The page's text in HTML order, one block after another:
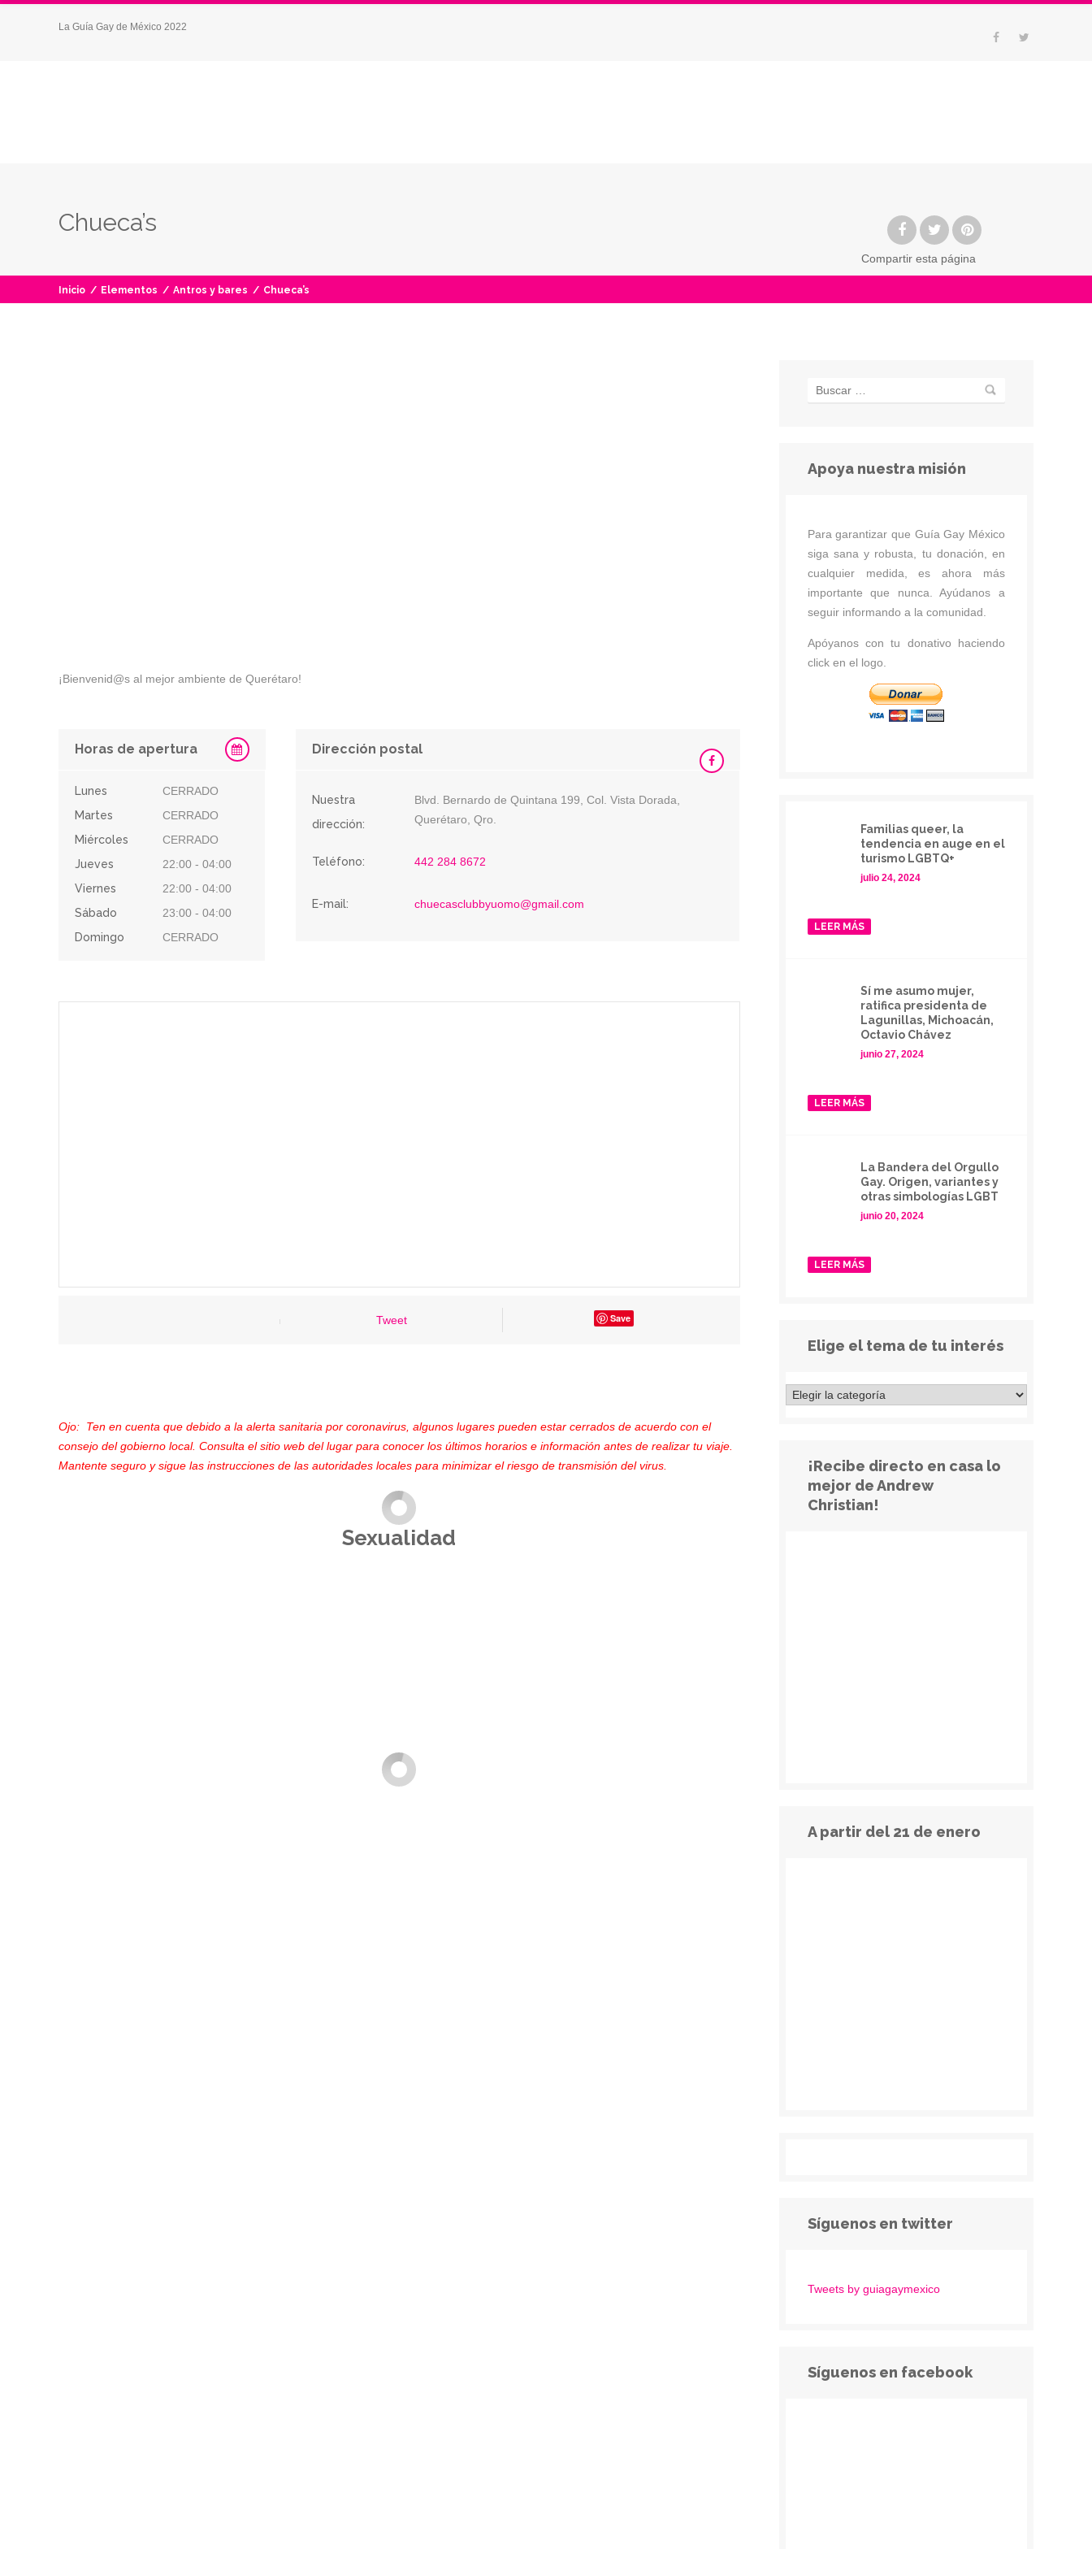
La Guía Gay de México 2022
Chueca’s
Compartir esta página
Inicio / Elementos / Antros y bares / Chueca’s
¡Bienvenid@s al mejor ambiente de Querétaro!
Horas de apertura
Lunes
CERRADO
Martes
CERRADO
Miércoles
CERRADO
Jueves
22:00 - 04:00
Viernes
22:00 - 04:00
Sábado
23:00 - 04:00
Domingo
CERRADO
Dirección postal
Nuestra
dirección:
Blvd. Bernardo de Quintana 199, Col. Vista Dorada,
Querétaro, Qro.
Teléfono: 442 284 8672
E-mail: chuecasclubbyuomo@gmail.com
Tweet Save
Ojo: Ten en cuenta que debido a la alerta sanitaria por coronavirus, algunos lugares pueden estar cerrados de acuerdo con el
consejo del gobierno local. Consulta el sitio web del lugar para conocer los últimos horarios e información antes de realizar tu viaje.
Mantente seguro y sigue las instrucciones de las autoridades locales para minimizar el riesgo de transmisión del virus.
Sexualidad
Apoya nuestra misión
Para garantizar que Guía Gay México
siga sana y robusta, tu donación, en
cualquier medida, es ahora más
importante que nunca. Ayúdanos a
seguir informando a la comunidad.
Apóyanos con tu donativo haciendo
click en el logo.
Familias queer, la
tendencia en auge en el
turismo LGBTQ+
julio 24, 2024
LEER MÁS
Sí me asumo mujer,
ratifica presidenta de
Lagunillas, Michoacán,
Octavio Chávez
junio 27, 2024
LEER MÁS
La Bandera del Orgullo
Gay. Origen, variantes y
otras simbologías LGBT
junio 20, 2024
LEER MÁS
Elige el tema de tu interés
¡Recibe directo en casa lo
mejor de Andrew
Christian!
A partir del 21 de enero
Síguenos en twitter
Tweets by guiagaymexico
Síguenos en facebook